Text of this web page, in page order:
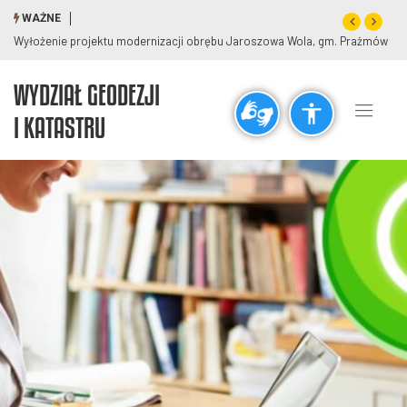
visibility_off title
Rozdzielczość
Pomniejsz
zoom_in
Powiększ
Czcionki
remove_circle_outline
WAŻNE
Wyłożenie projektu modernizacji obrębu Jaroszowa Wola, gm. Prażmów
WYDZIAŁ GEODEZJI
I KATASTRU